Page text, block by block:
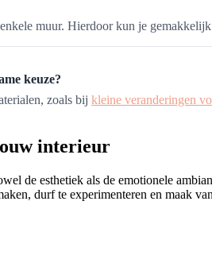
muur. Hierdoor kun je
keuze?
zoals bij kleine veranderingen
interieur
de esthetiek als de emotionele
durf te experimenteren en maak